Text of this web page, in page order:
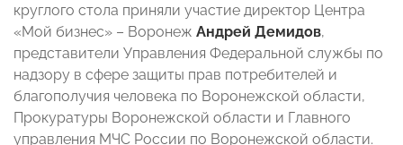
круглого стола приняли участие директор Центра
«Мой бизнес» – Воронеж Андрей Демидов,
представители Управления Федеральной службы по
надзору в сфере защиты прав потребителей и
благополучия человека по Воронежской области,
Прокуратуры Воронежской области и Главного
управления МЧС России по Воронежской области.